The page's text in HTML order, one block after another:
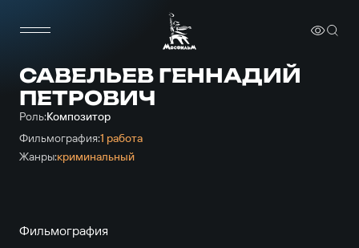
САВЕЛЬЕВ ГЕННАДИЙ
ПЕТРОВИЧ
Роль:Композитор
Фильмография:1 работа
Жанры:криминальный
Фильмография